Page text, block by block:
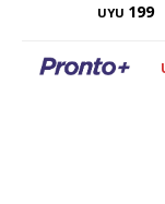
UYU 199